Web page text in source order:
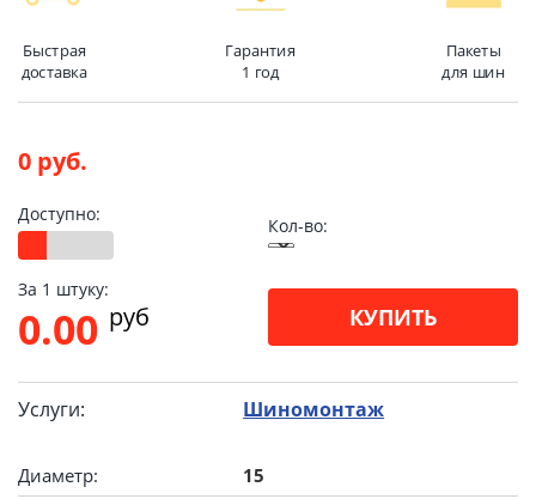
Быстрая
доставка
Гарантия
1 год
Пакеты
для шин
0 руб.
Доступно:
Кол-во:
За 1 штуку:
0.00 pуб КУПИТЬ
Услуги: Шиномонтаж
Диаметр:
15